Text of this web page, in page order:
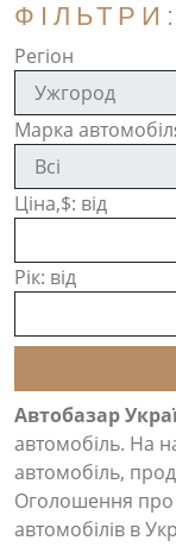
ФІЛЬТРИ:
Регіон
Марка
Ціна,$: від
Рік: від
Автобазар
автомобіль. На
автомобіль,
Оголошення про
автомобілів в